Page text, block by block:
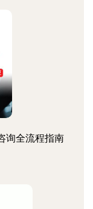
询全流程指南